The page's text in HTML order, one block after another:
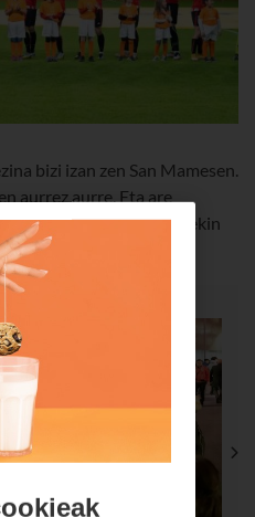
bizi izan zen San Mamesen.
aurrez aurre. Eta are
beren jokalari gogokoenekin
neska-mutilentzat.